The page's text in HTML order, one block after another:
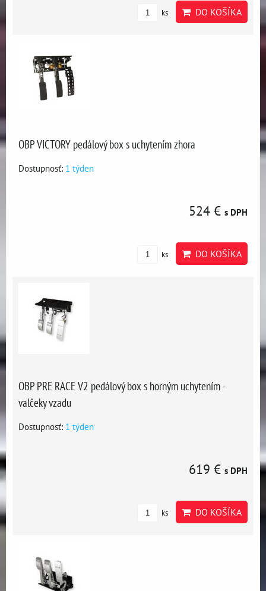
ks DO KOŠÍKA
OBP VICTORY pedálový box s uchytením zhora
Dostupnosť: 1 týden
524 € s DPH
ks DO KOŠÍKA
OBP PRE RACE V2 pedálový box s horným uchytením -
valčeky vzadu
Dostupnosť: 1 týden
619 € s DPH
ks DO KOŠÍKA